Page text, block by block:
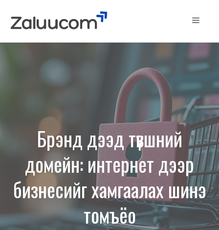
Menu
Брэнд дээд түвшний
домейн: интернет дээр
бизнесийг хамгаалах шинэ
томъёо